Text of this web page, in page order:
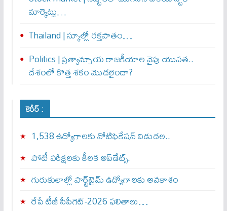
మార్కెట్లు…
Thailand | స్కూల్లో రక్తపాతం…
Politics | ప్రత్యామ్నాయ రాజకీయాల వైపు యువత..
దేశంలో కొత్త శకం మొదలైందా?
కెరీర్ :
1,538 ఉద్యోగాలకు నోటిఫికేషన్ విడుదల..
పోటీ పరీక్షలకు కీలక అప్‌డేట్స్.
గురుకులాల్లో పార్ట్‌టైమ్ ఉద్యోగాలకు అవకాశం
రేపే టీజీ సీపీగెట్‌-2026 ఫలితాలు…